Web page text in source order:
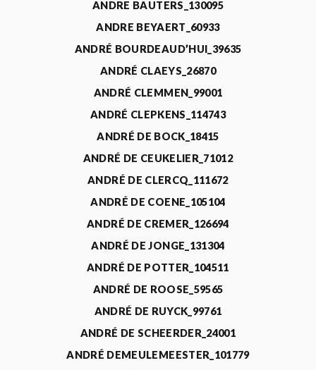
ANDRE BAUTERS_130095
ANDRE BEYAERT_60933
ANDRÉ BOURDEAUD’HUI_39635
ANDRÉ CLAEYS_26870
ANDRÉ CLEMMEN_99001
ANDRÉ CLEPKENS_114743
ANDRÉ DE BOCK_18415
ANDRÉ DE CEUKELIER_71012
ANDRÉ DE CLERCQ_111672
ANDRÉ DE COENE_105104
ANDRÉ DE CREMER_126694
ANDRÉ DE JONGE_131304
ANDRÉ DE POTTER_104511
ANDRÉ DE ROOSE_59565
ANDRÉ DE RUYCK_99761
ANDRÉ DE SCHEERDER_24001
ANDRÉ DEMEULEMEESTER_101779